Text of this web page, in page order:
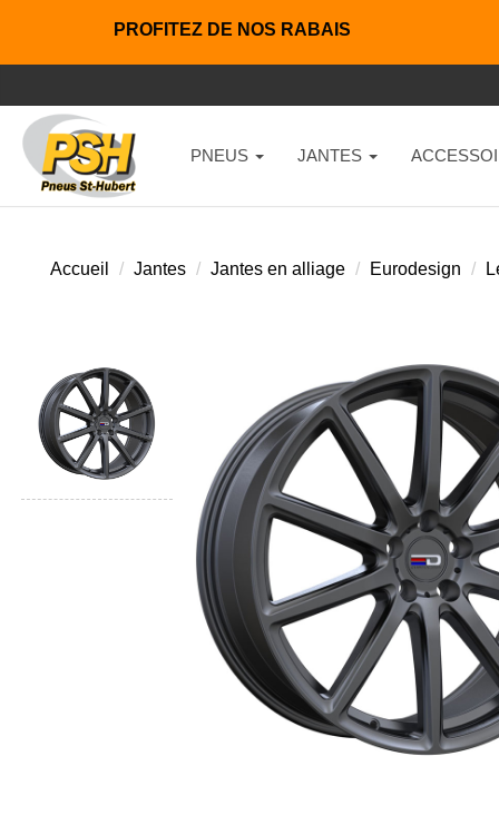
PROFITEZ DE NOS RABAIS
PNEUS JANTES
Accueil Jantes Jantes en alliage Eurodesign